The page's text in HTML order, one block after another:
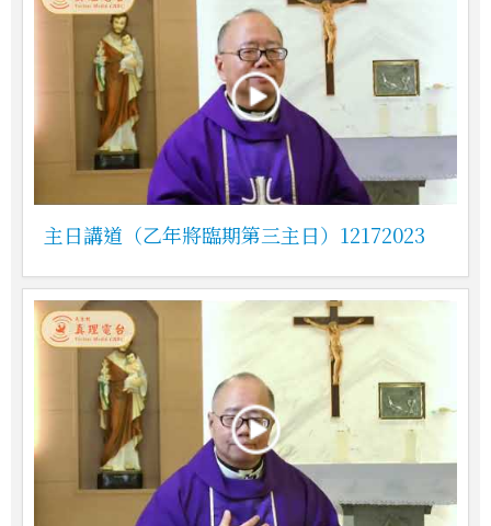
主日講道（乙年將臨期第三主日）12172023